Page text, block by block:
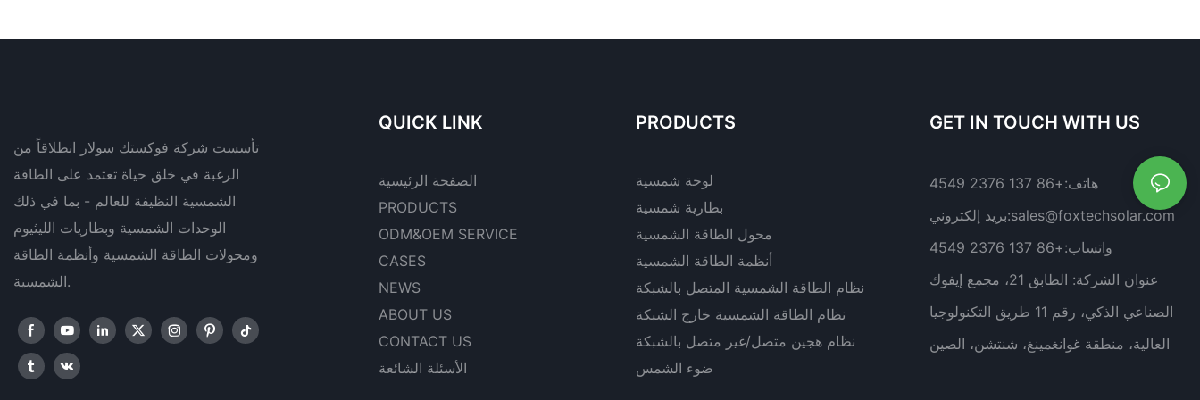
تأسست شركة فوكستك سولار انطلاقاً من
الرغبة في خلق حياة تعتمد على الطاقة
الشمسية النظيفة للعالم - بما في ذلك
الوحدات الشمسية وبطاريات الليثيوم
ومحولات الطاقة الشمسية وأنظمة الطاقة
الشمسية.
QUICK LINK
الصفحة الرئيسية
PRODUCTS
ODM&OEM SERVICE
CASES
NEWS
ABOUT US
CONTACT US
الأسئلة الشائعة
PRODUCTS
لوحة شمسية
بطارية شمسية
محول الطاقة الشمسية
أنظمة الطاقة الشمسية
نظام الطاقة الشمسية المتصل بالشبكة
نظام الطاقة الشمسية خارج الشبكة
نظام هجين متصل/غير متصل بالشبكة
ضوء الشمس
GET IN TOUCH WITH US
هاتف:+86 137 2376 4549
بريد إلكتروني:sales@foxtechsolar.com
واتساب:+86 137 2376 4549
عنوان الشركة:
الطابق 21، مجمع إيفوك
الصناعي الذكي، رقم 11 طريق التكنولوجيا
العالية، منطقة غوانغمينغ، شنتشن، الصين